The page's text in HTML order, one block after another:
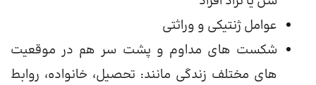
عوامل ژنتیکی و وراثتی
شکست های مداوم و پشت سر هم در موقعیت
های مختلف زندگی مانند: تحصیل، خانواده، روابط